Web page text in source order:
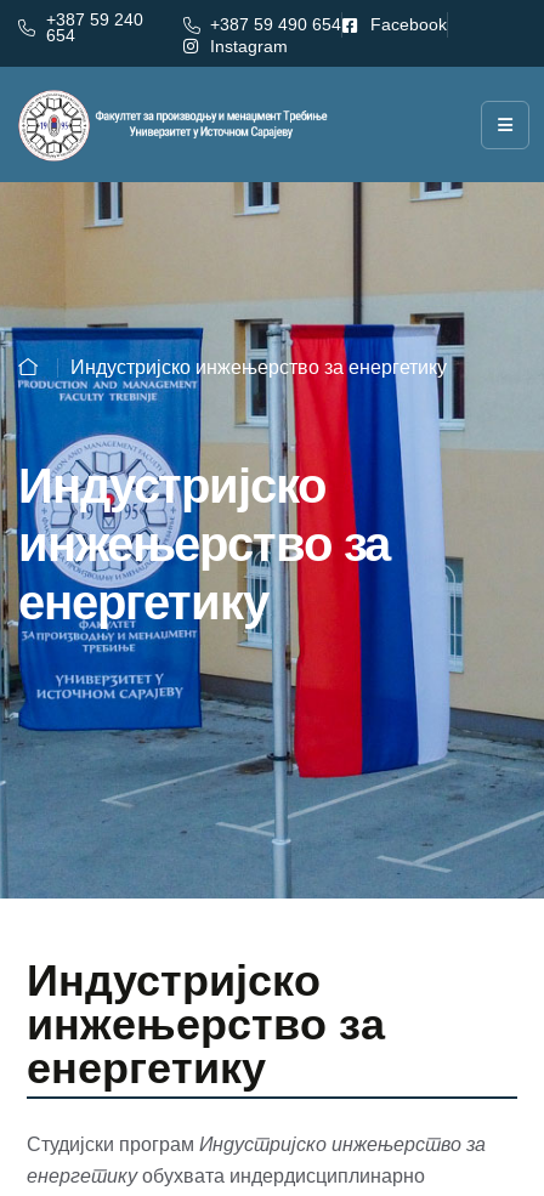
+387 59 240
654
+387 59 490 654
Facebook
Instagram
Индустријско инжењерство за енергетику
Индустријско
инжењерство за
енергетику
Индустријско
инжењерство за
енергетику
Студијски програм Индустријско инжењерство за
енергетикуобухвата индердисциплинарно